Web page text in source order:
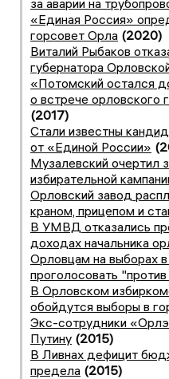
«Единая Россия»
горсовет Орла (2020)
Виталий Рыбаков
губернатора
«Потомский остался
о встрече орловского
(2017)
Стали известны
от «Единой России»
Музалевский очертил
избирательной
Орловский завод
краном, прицепом и
В УМВД отказались
доходах начальника
Орловцам на выборах
проголосовать
В Орловском
обойдутся выборы в
Экс-сотрудники
Путину (2015)
В Ливнах дефицит
предела (2015)